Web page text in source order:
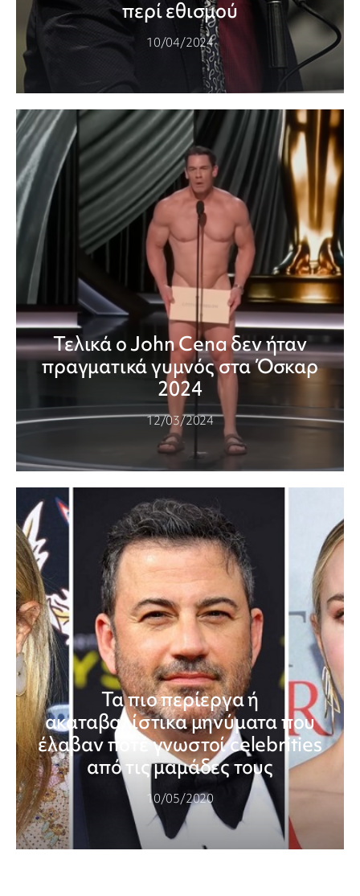
περί εθισμού
10/04/2024
Τελικά ο John Cena δεν ήταν
πραγματικά γυμνός στα Όσκαρ
2024
12/03/2024
Τα πιο περίεργα ή
ακαταβαλίστικα μηνύματα που
έλαβαν ποτέ γνωστοί celebrities
από τις μαμάδες τους
10/05/2020